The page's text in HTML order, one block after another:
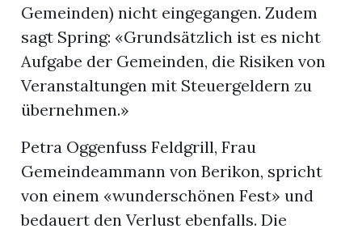
Gemeinden) nicht eingegangen. Zudem
sagt Spring: «Grundsätzlich ist es nicht
Aufgabe der Gemeinden, die Risiken von
Veranstaltungen mit Steuergeldern zu
übernehmen.»
Petra Oggenfuss Feldgrill, Frau
Gemeindeammann von Berikon, spricht
von einem «wunderschönen Fest» und
bedauert den Verlust ebenfalls. Die